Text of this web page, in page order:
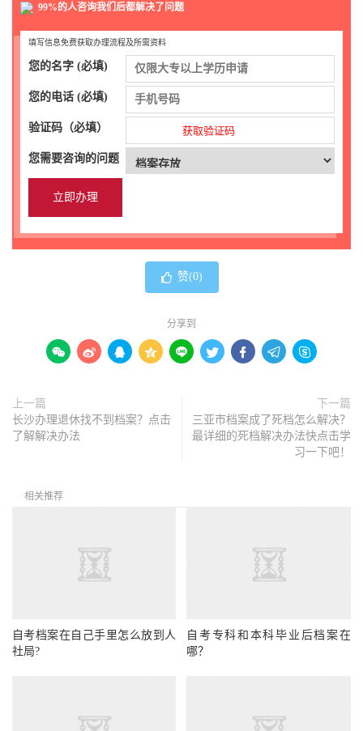
99%的人咨询我们后都解决了问题
填写信息免费获取办理流程及所需资料
您的名字 (必填)
您的电话 (必填)
验证码（必填） 获取验证码
您需要咨询的问题
赞(0)
分享到
        
上一篇
长沙办理退休找不到档案？点击
了解解决办法
下一篇
三亚市档案成了死档怎么解决？
最详细的死档解决办法快点击学
习一下吧！
相关推荐
自考档案在自己手里怎么放到人
社局?
自考专科和本科毕业后档案在
哪？